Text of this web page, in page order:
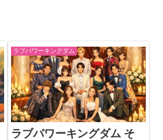
ラブパワーキングダム
ラブパワーキングダム そ